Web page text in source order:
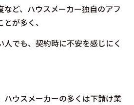
など、ハウスメーカー独自のアフ
が多く、
でも、契約時に不安を感じにく
ハウスメーカーの多くは下請け業